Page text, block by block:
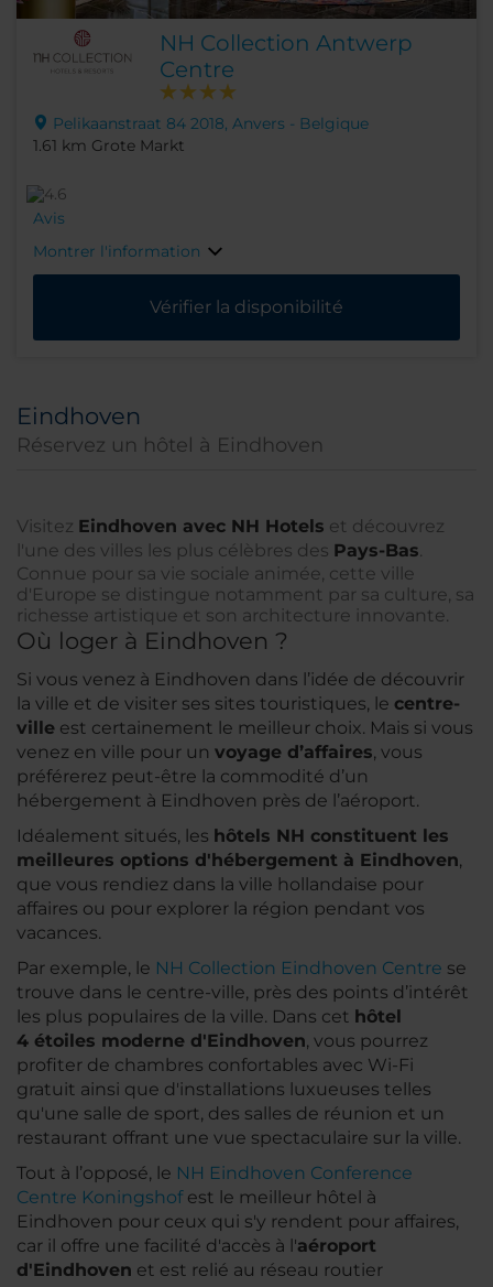
NH Collection Antwerp
Centre
Pelikaanstraat 84 2018, Anvers - Belgique
1.61 km Grote Markt
Avis
Montrer l'information
Vérifier la disponibilité
Eindhoven
Réservez un hôtel à Eindhoven
Visitez Eindhoven avec NH Hotels et découvrez
l'une des villes les plus célèbres des Pays-Bas.
Connue pour sa vie sociale animée, cette ville
d'Europe se distingue notamment par sa culture, sa
richesse artistique et son architecture innovante.
Où loger à Eindhoven ?
Si vous venez à Eindhoven dans l’idée de découvrir
la ville et de visiter ses sites touristiques, le centre-
ville est certainement le meilleur choix. Mais si vous
venez en ville pour un voyage d’affaires, vous
préférerez peut-être la commodité d’un
hébergement à Eindhoven près de l’aéroport.
Idéalement situés, les hôtels NH constituent les
meilleures options d'hébergement à Eindhoven,
que vous rendiez dans la ville hollandaise pour
affaires ou pour explorer la région pendant vos
vacances.
Par exemple, le NH Collection Eindhoven Centre se
trouve dans le centre-ville, près des points d’intérêt
les plus populaires de la ville. Dans cet hôtel
4 étoiles moderne d'Eindhoven, vous pourrez
profiter de chambres confortables avec Wi-Fi
gratuit ainsi que d'installations luxueuses telles
qu'une salle de sport, des salles de réunion et un
restaurant offrant une vue spectaculaire sur la ville.
Tout à l’opposé, le NH Eindhoven Conference
Centre Koningshofest le meilleur hôtel à
Eindhoven pour ceux qui s'y rendent pour affaires,
car il offre une facilité d'accès à l'aéroport
d'Eindhoven et est relié au réseau routier